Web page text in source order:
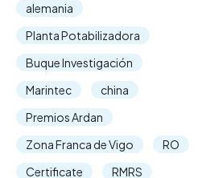
alemania
Planta Potabilizadora
Buque Investigación
Marintec
china
Premios Ardan
Zona Franca de Vigo
RO
Certificate
RMRS